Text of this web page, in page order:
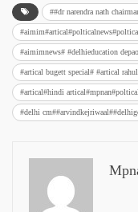
##dr narendra nath
#aimimnews# #delhieducation
#artical bugett special# #artical
#artical#hindi
#delhi